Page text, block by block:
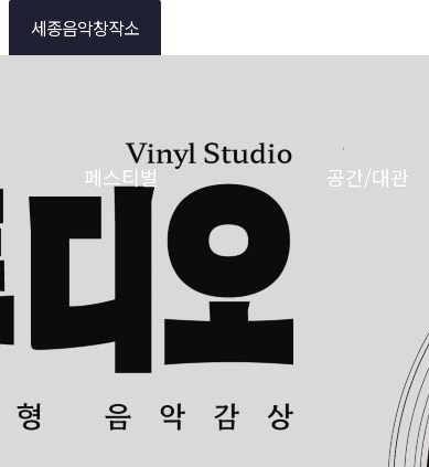
세종음악창작소
페스티벌 공간/대관